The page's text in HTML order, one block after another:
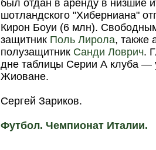
был отдан в аренду в низшие
шотландского "Хиберниана"
Кирон Боуи (6 млн).
защитник Поль Лирола, также
полузащитник Санди Ловрич.
дне таблицы Серии А клуба
Жиоване.
Сергей Зариков.
Футбол. Чемпионат Италии.